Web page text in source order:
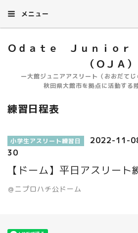
メニュー
Ｏｄａｔｅ Ｊｕｎｉｏｒ
（ＯＪＡ）
ー大館ジュニアアスリート（おおだて
秋田県大館市を拠点に活動する
練習日程表
小学生アスリート練習日
2022-11-
30
【ドーム】平日アスリート
＠ニプロハチ公ドーム